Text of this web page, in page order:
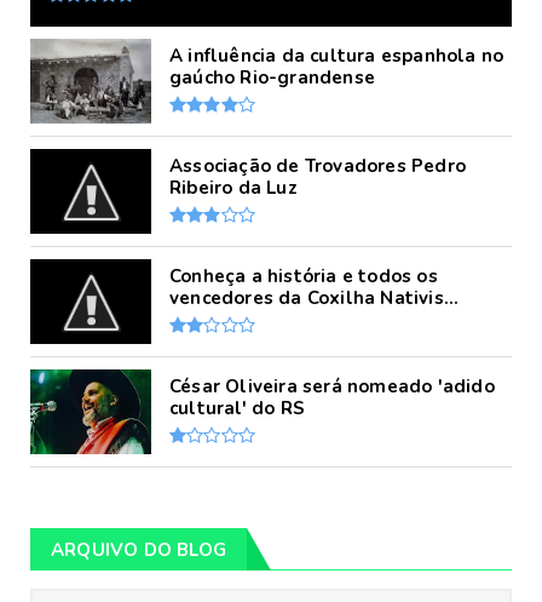
A influência da cultura espanhola no
gaúcho Rio-grandense
Associação de Trovadores Pedro
Ribeiro da Luz
Conheça a história e todos os
vencedores da Coxilha Nativis...
César Oliveira será nomeado 'adido
cultural' do RS
ARQUIVO DO BLOG